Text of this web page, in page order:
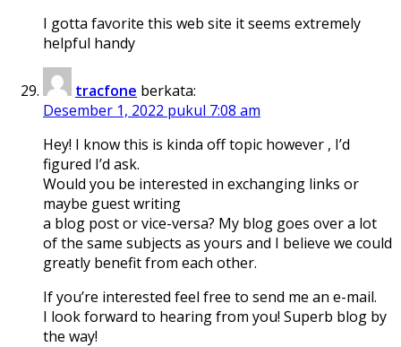
I gotta favorite this web site it seems extremely
helpful handy
tracfone berkata:
Desember 1, 2022 pukul 7:08 am
Hey! I know this is kinda off topic however , I’d
figured I’d ask.
Would you be interested in exchanging links or
maybe guest writing
a blog post or vice-versa? My blog goes over a lot
of the same subjects as yours and I believe we could
greatly benefit from each other.
If you’re interested feel free to send me an e-mail.
I look forward to hearing from you! Superb blog by
the way!